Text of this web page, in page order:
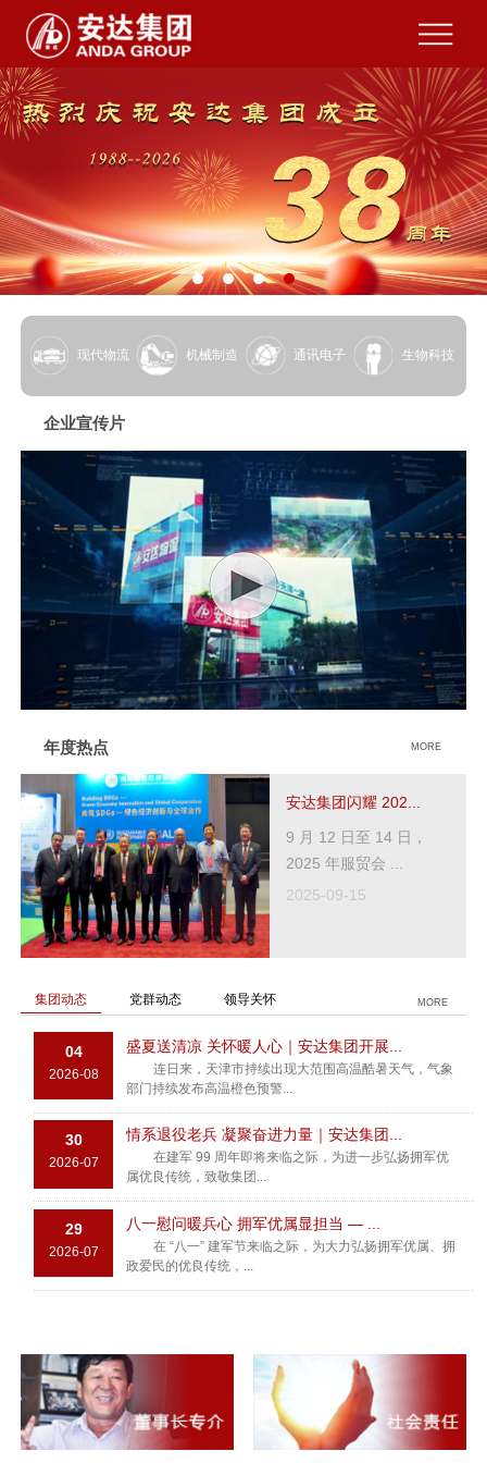
现代物流 机械制造 通讯电子 生物科技
企业宣传片
年度热点 MORE
安达集团闪耀 202...
9 月 12 日至 14 日，
2025 年服贸会 ...
2025-09-15
集团动态 党群动态 领导关怀 MORE
04
2026-08
盛夏送清凉 关怀暖人心｜安达集团开展...
连日来，天津市持续出现大范围高温酷暑天气，气象
部门持续发布高温橙色预警...
30
2026-07
情系退役老兵 凝聚奋进力量｜安达集团...
在建军 99 周年即将来临之际，为进一步弘扬拥军优
属优良传统，致敬集团...
29
2026-07
八一慰问暖兵心 拥军优属显担当 — ...
在 “八一” 建军节来临之际，为大力弘扬拥军优属、拥
政爱民的优良传统，...